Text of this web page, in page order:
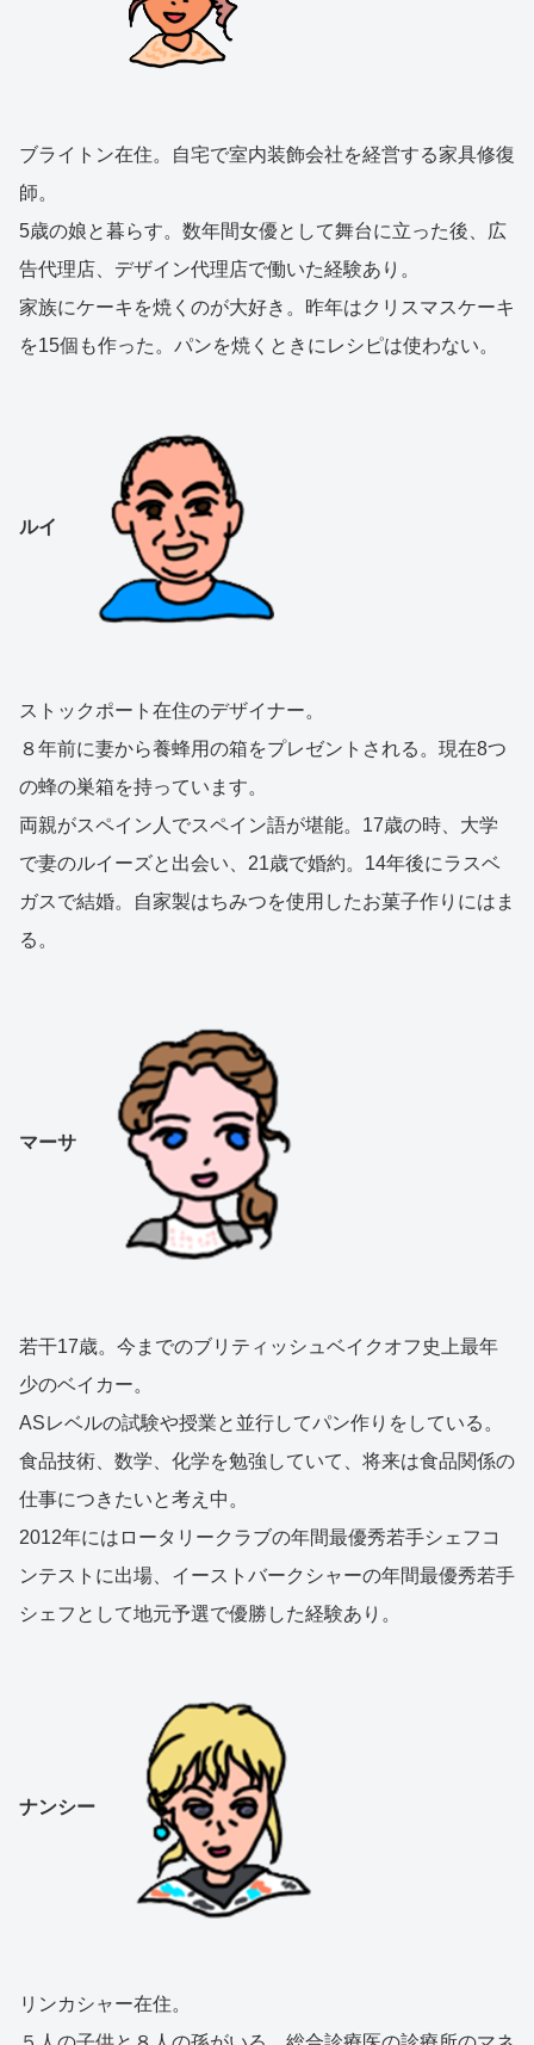
ブライトン在住。自宅で室内装飾会社を経営する家具修復
師。
5歳の娘と暮らす。数年間女優として舞台に立った後、広
告代理店、デザイン代理店で働いた経験あり。
家族にケーキを焼くのが大好き。昨年はクリスマスケーキ
を15個も作った。パンを焼くときにレシピは使わない。
ルイ
ストックポート在住のデザイナー。
８年前に妻から養蜂用の箱をプレゼントされる。現在8つ
の蜂の巣箱を持っています。
両親がスペイン人でスペイン語が堪能。17歳の時、大学
で妻のルイーズと出会い、21歳で婚約。14年後にラスベ
ガスで結婚。自家製はちみつを使用したお菓子作りにはま
る。
マーサ
若干17歳。今までのブリティッシュベイクオフ史上最年
少のベイカー。
ASレベルの試験や授業と並行してパン作りをしている。
食品技術、数学、化学を勉強していて、将来は食品関係の
仕事につきたいと考え中。
2012年にはロータリークラブの年間最優秀若手シェフコ
ンテストに出場、イーストバークシャーの年間最優秀若手
シェフとして地元予選で優勝した経験あり。
ナンシー
リンカシャー在住。